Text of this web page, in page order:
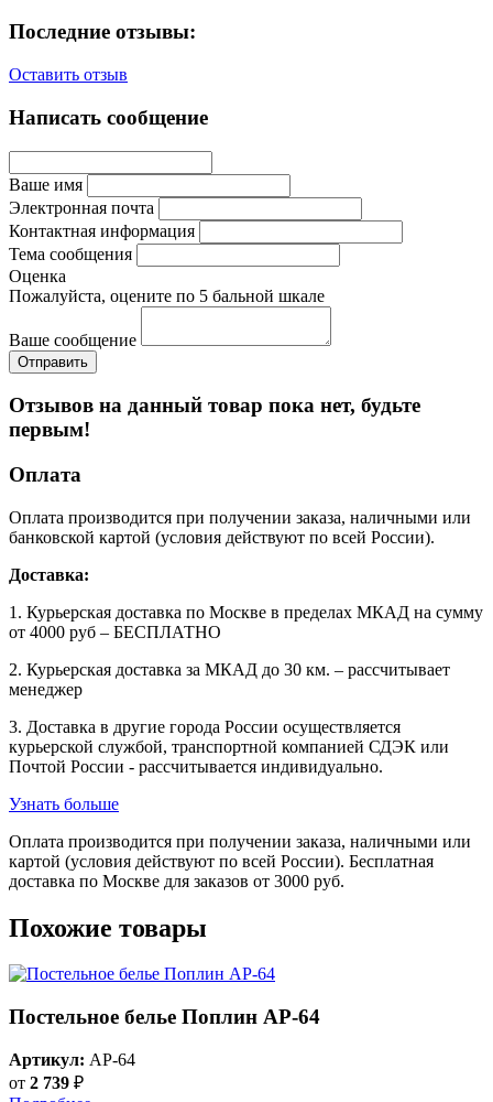
Последние отзывы:
Оставить отзыв
Написать сообщение
Ваше имя
Электронная почта
Контактная информация
Тема сообщения
Оценка
Пожалуйста, оцените по 5 бальной шкале
Ваше сообщение
Отзывов на данный товар пока нет, будьте
первым!
Оплата
Оплата производится при получении заказа, наличными или
банковской картой (условия действуют по всей России).
Доставка:
1. Курьерская доставка по Москве в пределах МКАД на сумму
от 4000 руб – БЕСПЛАТНО
2. Курьерская доставка за МКАД до 30 км. – рассчитывает
менеджер
3. Доставка в другие города России осуществляется
курьерской службой, транспортной компанией СДЭК или
Почтой России - рассчитывается индивидуально.
Узнать больше
Оплата производится при получении заказа, наличными или
картой (условия действуют по всей России). Бесплатная
доставка по Москве для заказов от 3000 руб.
Похожие товары
Постельное белье Поплин AP-64
Артикул: AP-64
от 2 739 ₽